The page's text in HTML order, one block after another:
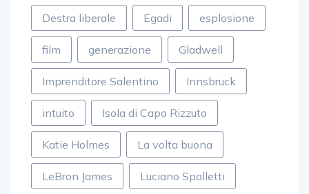
Destra liberale Egadi esplosione
film generazione Gladwell
Imprenditore Salentino Innsbruck
intuito Isola di Capo Rizzuto
Katie Holmes La volta buona
LeBron James Luciano Spalletti